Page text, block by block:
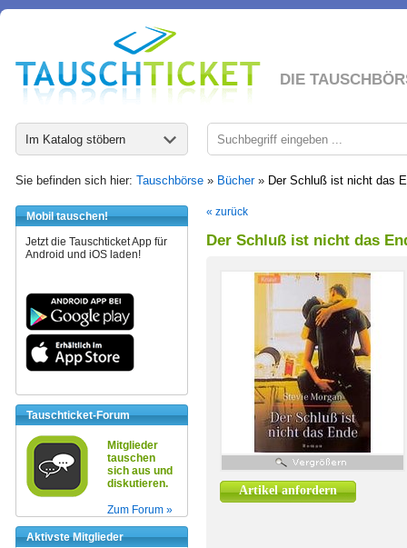
DIE
Im Katalog stöbern
Sie befinden sich hier: Tauschbörse » Bücher» Der Schluß ist nicht das
Mobil tauschen!
Jetzt die Tauschticket App für
Android und iOS laden!
Tauschticket-Forum
Mitglieder
tauschen
sich aus und
diskutieren.
Zum Forum »
Aktivste Mitglieder
« zurück
Der Schluß ist nicht das
Artikel anfordern